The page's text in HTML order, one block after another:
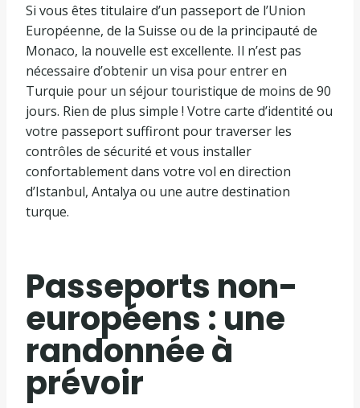
Si vous êtes titulaire d’un passeport de l’Union
Européenne, de la Suisse ou de la principauté de
Monaco, la nouvelle est excellente. Il n’est pas
nécessaire d’obtenir un visa pour entrer en
Turquie pour un séjour touristique de moins de 90
jours. Rien de plus simple ! Votre carte d’identité ou
votre passeport suffiront pour traverser les
contrôles de sécurité et vous installer
confortablement dans votre vol en direction
d’Istanbul, Antalya ou une autre destination
turque.
Passeports non-
européens : une
randonnée à
prévoir